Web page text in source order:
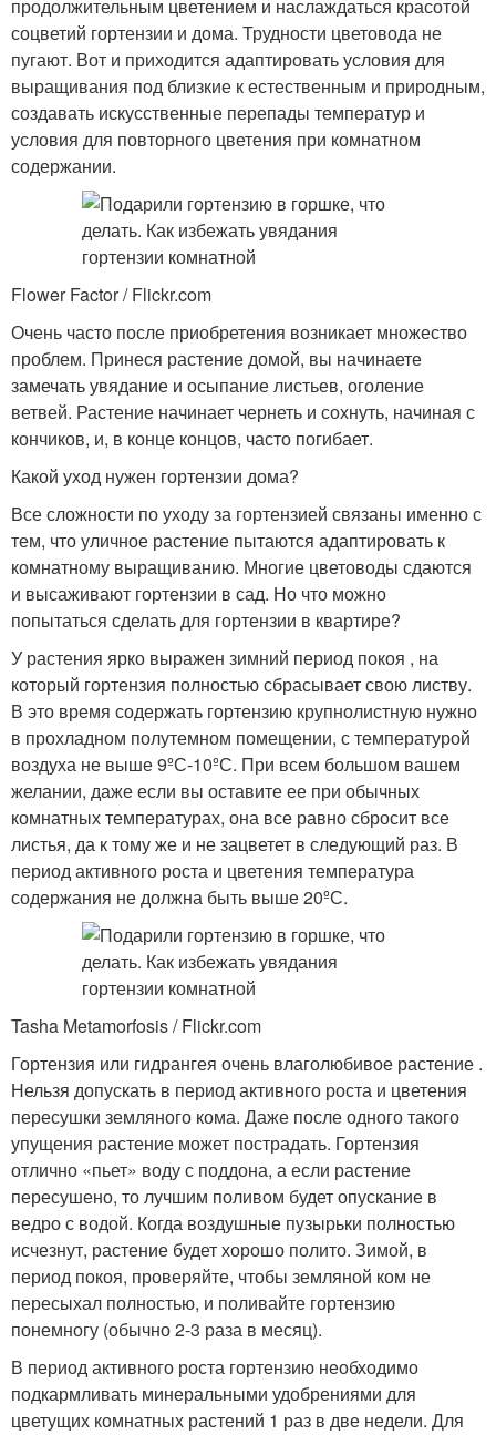
продолжительным цветением и наслаждаться красотой
соцветий гортензии и дома. Трудности цветовода не
пугают. Вот и приходится адаптировать условия для
выращивания под близкие к естественным и природным,
создавать искусственные перепады температур и
условия для повторного цветения при комнатном
содержании.
Flower Factor / Flickr.com
Очень часто после приобретения возникает множество
проблем. Принеся растение домой, вы начинаете
замечать увядание и осыпание листьев, оголение
ветвей. Растение начинает чернеть и сохнуть, начиная с
кончиков, и, в конце концов, часто погибает.
Какой уход нужен гортензии дома?
Все сложности по уходу за гортензией связаны именно с
тем, что уличное растение пытаются адаптировать к
комнатному выращиванию. Многие цветоводы сдаются
и высаживают гортензии в сад. Но что можно
попытаться сделать для гортензии в квартире?
У растения ярко выражен зимний период покоя , на
который гортензия полностью сбрасывает свою листву.
В это время содержать гортензию крупнолистную нужно
в прохладном полутемном помещении, с температурой
воздуха не выше 9ºС-10ºС. При всем большом вашем
желании, даже если вы оставите ее при обычных
комнатных температурах, она все равно сбросит все
листья, да к тому же и не зацветет в следующий раз. В
период активного роста и цветения температура
содержания не должна быть выше 20ºС.
Tasha Metamorfosis / Flickr.com
Гортензия или гидрангея очень влаголюбивое растение .
Нельзя допускать в период активного роста и цветения
пересушки земляного кома. Даже после одного такого
упущения растение может пострадать. Гортензия
отлично «пьет» воду с поддона, а если растение
пересушено, то лучшим поливом будет опускание в
ведро с водой. Когда воздушные пузырьки полностью
исчезнут, растение будет хорошо полито. Зимой, в
период покоя, проверяйте, чтобы земляной ком не
пересыхал полностью, и поливайте гортензию
понемногу (обычно 2-3 раза в месяц).
В период активного роста гортензию необходимо
подкармливать минеральными удобрениями для
цветущих комнатных растений 1 раз в две недели. Для